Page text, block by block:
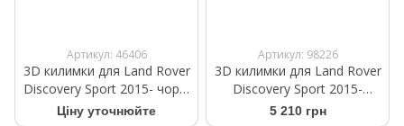
Артикул: 46406
3D килимки для Land Rover
Discovery Sport 2015- чорні
передні WeatherTech
Ціну уточнюйте
Артикул: 98226
3D килимки для Land Rover
Discovery Sport 2015-
какао задні WeatherTech
5 210 грн